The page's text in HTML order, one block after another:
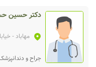
دکتر حسین
مهاباد-
جراح و